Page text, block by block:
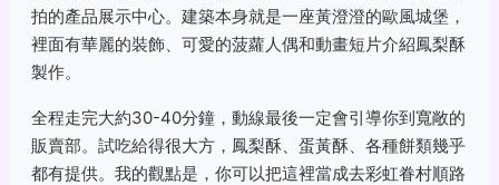
拍的產品展示中心。建築本身就是一座黃澄澄的歐風城堡，
裡面有華麗的裝飾、可愛的菠蘿人偶和動畫短片介紹鳳梨酥
製作。
全程走完大約30-40分鐘，動線最後一定會引導你到寬敞的
販賣部。試吃給得很大方，鳳梨酥、蛋黃酥、各種餅類幾乎
都有提供。我的觀點是，你可以把這裡當成去彩虹眷村順路